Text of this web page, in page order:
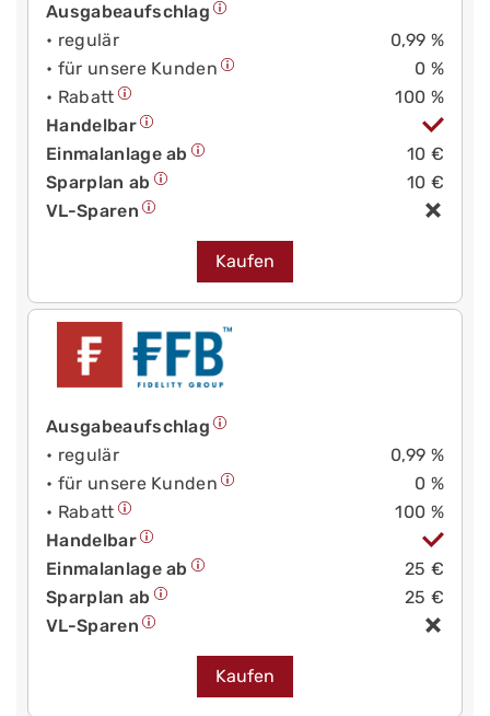
Ausgabeaufschlag
• regulär
0,99 %
• für unsere Kunden
0 %
• Rabatt
100 %
Handelbar
Einmalanlage ab
10 €
Sparplan ab
10 €
VL-Sparen
Kaufen
Ausgabeaufschlag
• regulär
0,99 %
• für unsere Kunden
0 %
• Rabatt
100 %
Handelbar
Einmalanlage ab
25 €
Sparplan ab
25 €
VL-Sparen
Kaufen